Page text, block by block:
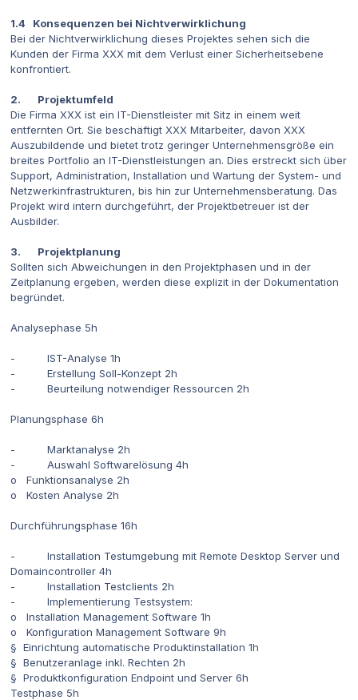
1.4 Konsequenzen bei Nichtverwirklichung
Bei der Nichtverwirklichung dieses Projektes sehen sich die
Kunden der Firma XXX mit dem Verlust einer Sicherheitsebene
konfrontiert.
2. Projektumfeld
Die Firma XXX ist ein IT-Dienstleister mit Sitz in einem weit
entfernten Ort. Sie beschäftigt XXX Mitarbeiter, davon XXX
Auszubildende und bietet trotz geringer Unternehmensgröße ein
breites Portfolio an IT-Dienstleistungen an. Dies erstreckt sich über
Support, Administration, Installation und Wartung der System- und
Netzwerkinfrastrukturen, bis hin zur Unternehmensberatung. Das
Projekt wird intern durchgeführt, der Projektbetreuer ist der
Ausbilder.
3. Projektplanung
Sollten sich Abweichungen in den Projektphasen und in der
Zeitplanung ergeben, werden diese explizit in der Dokumentation
begründet.
Analysephase 5h
- IST-Analyse 1h
- Erstellung Soll-Konzept 2h
- Beurteilung notwendiger Ressourcen 2h
Planungsphase 6h
- Marktanalyse 2h
- Auswahl Softwarelösung 4h
o Funktionsanalyse 2h
o Kosten Analyse 2h
Durchführungsphase 16h
- Installation Testumgebung mit Remote Desktop Server und
Domaincontroller 4h
- Installation Testclients 2h
- Implementierung Testsystem:
o Installation Management Software 1h
o Konfiguration Management Software 9h
§ Einrichtung automatische Produktinstallation 1h
§ Benutzeranlage inkl. Rechten 2h
§ Produktkonfiguration Endpoint und Server 6h
Testphase 5h